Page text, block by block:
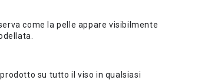
come la pelle appare visibilmente
su tutto il viso in qualsiasi